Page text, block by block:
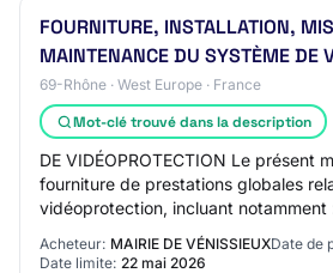
FOURNITURE, INSTALLATION,
MAINTENANCE DU SYSTÈME DE
69-Rhône · West Europe · France
Mot-clé trouvé dans la description
DE VIDÉOPROTECTION Le présent
fourniture de prestations globales
vidéoprotection, incluant notamment
l'extension du dispositif de…
Acheteur: MAIRIE DE VÉNISSIEUXDate de
Date limite: 22 mai 2026